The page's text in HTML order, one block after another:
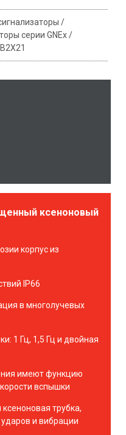
/
серии GNEx/
ксеноновый
корпус из
IP66
в многолучевых
1 Гц, 1,5 Гц и двойная
имеют функцию
вспышки
трубка,
и вибрации